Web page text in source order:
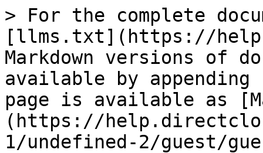
> For the complete
[llms.txt](https://
Markdown versions of
available by
page is available as
(https://
1/undefined-2/guest/